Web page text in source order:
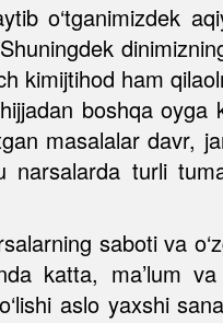
o‘tganimizdek
kimijtihod ham
boshqa oyga
masalalar davr,
turli
saboti va
katta, ma’lum
aslo yaxshi